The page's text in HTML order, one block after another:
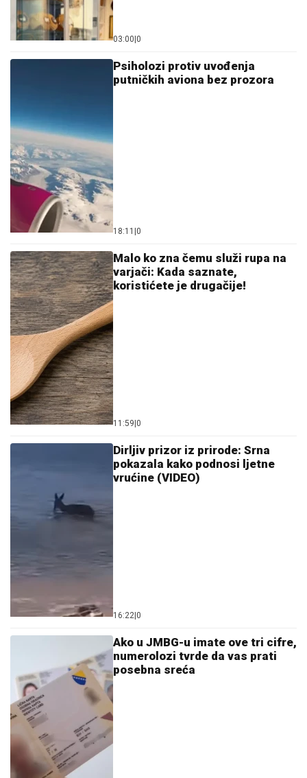
03:00 0
Psiholozi protiv uvođenja
putničkih aviona bez prozora
18:11 0
Malo ko zna čemu služi rupa na
varjači: Kada saznate,
koristićete je drugačije!
11:59 0
Dirljiv prizor iz prirode: Srna
pokazala kako podnosi ljetne
vrućine (VIDEO)
16:22 0
Ako u JMBG-u imate ove tri cifre,
numerolozi tvrde da vas prati
posebna sreća